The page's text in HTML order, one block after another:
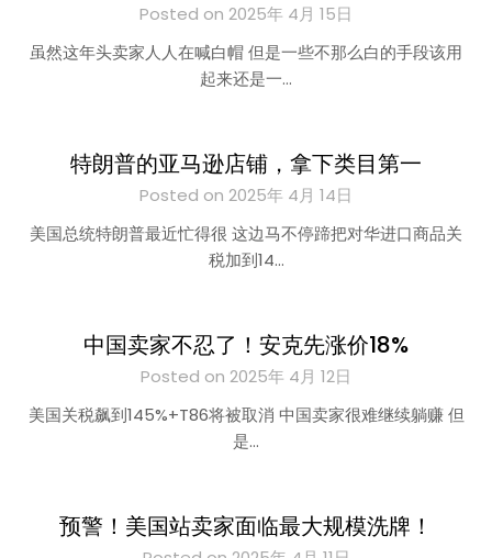
Posted on 2025年 4月 15日
虽然这年头卖家人人在喊白帽 但是一些不那么白的手段该用
起来还是一…
特朗普的亚马逊店铺，拿下类目第一
Posted on 2025年 4月 14日
美国总统特朗普最近忙得很 这边马不停蹄把对华进口商品关
税加到14…
中国卖家不忍了！安克先涨价18%
Posted on 2025年 4月 12日
美国关税飙到145%+T86将被取消 中国卖家很难继续躺赚 但
是…
预警！美国站卖家面临最大规模洗牌！